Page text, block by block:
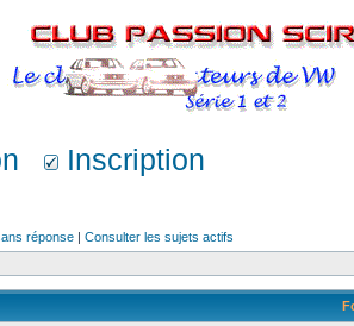
Inscription
réponse | Consulter les sujets actifs